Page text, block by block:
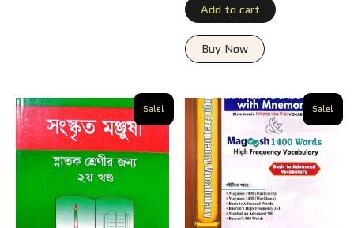
Add to cart
Buy Now
Sale!
Original
price
was:
180.00৳ .
Current
price
is:
170.00৳ .
Sale!
Original
price
585.00৳ .
Current
price
is:
295.00৳ .